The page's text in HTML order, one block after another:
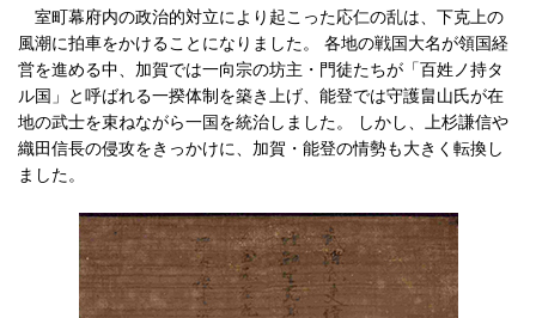
室町幕府内の政治的対立により起こった応仁の乱は、下克上の
風潮に拍車をかけることになりました。 各地の戦国大名が領国経
営を進める中、加賀では一向宗の坊主・門徒たちが「百姓ノ持タ
ル国」と呼ばれる一揆体制を築き上げ、能登では守護畠山氏が在
地の武士を束ねながら一国を統治しました。 しかし、上杉謙信や
織田信長の侵攻をきっかけに、加賀・能登の情勢も大きく転換し
ました。